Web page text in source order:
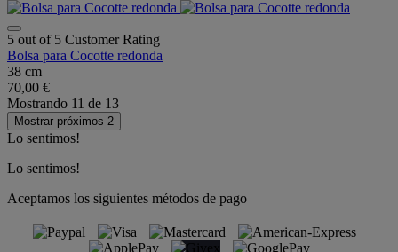
5 out of 5 Customer Rating
Bolsa para Cocotte redonda
38 cm
70,00 €
Mostrando 11 de 13
Mostrar próximos 2
Lo sentimos!
Lo sentimos!
Aceptamos los siguientes métodos de pago